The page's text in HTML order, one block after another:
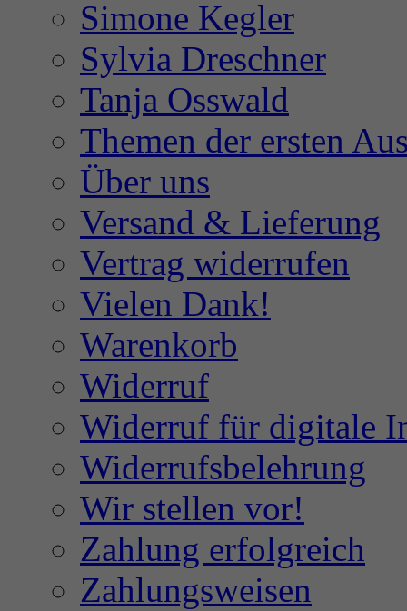
Simone Kegler
Sylvia Dreschner
Tanja Osswald
Themen der ersten
Über uns
Versand & Lieferung
Vertrag widerrufen
Vielen Dank!
Warenkorb
Widerruf
Widerruf für digitale
Widerrufsbelehrung
Wir stellen vor!
Zahlung erfolgreich
Zahlungsweisen